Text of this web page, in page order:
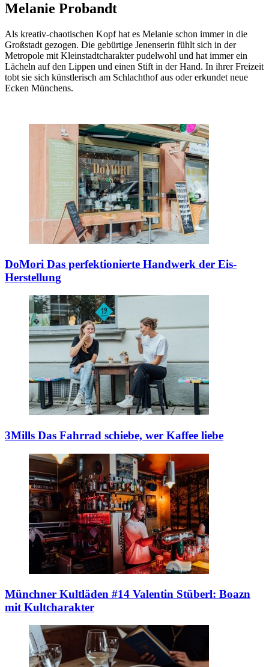
Melanie Probandt
Als kreativ-chaotischen Kopf hat es Melanie schon immer in die
Großstadt gezogen. Die gebürtige Jenenserin fühlt sich in der
Metropole mit Kleinstadtcharakter pudelwohl und hat immer ein
Lächeln auf den Lippen und einen Stift in der Hand. In ihrer Freizeit
tobt sie sich künstlerisch am Schlachthof aus oder erkundet neue
Ecken Münchens.
DoMori Das perfektionierte Handwerk der Eis-
Herstellung
3Mills Das Fahrrad schiebe, wer Kaffee liebe
Münchner Kultläden #14 Valentin Stüberl: Boazn
mit Kultcharakter